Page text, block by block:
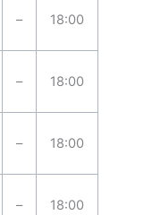
– 18:00
– 18:00
– 18:00
– 18:00